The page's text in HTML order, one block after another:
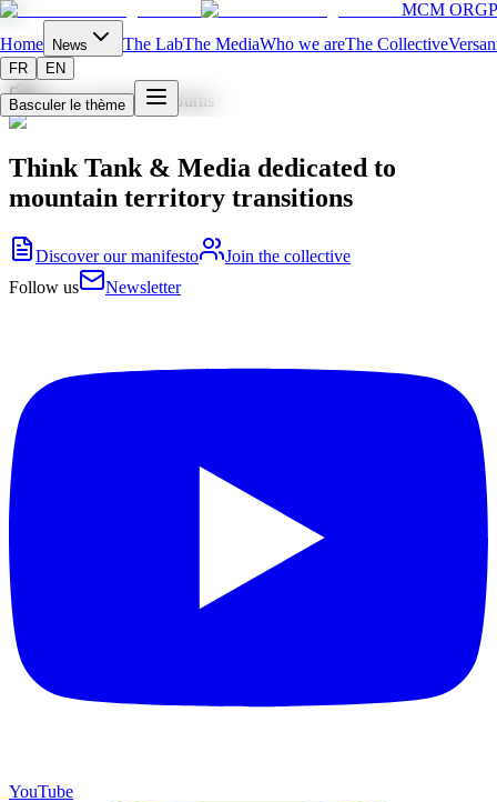
MCM ORG
Home
News The LabThe MediaWho we areThe Collective
FR EN
Basculer le thème
Photo:Christopher Burns
Think Tank & Media dedicated to
mountain territory transitions
Discover our manifesto
Join the collective
Follow us
Newsletter
YouTube